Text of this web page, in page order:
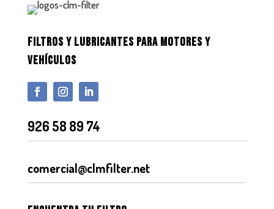
FILTROS Y LUBRICANTES PARA MOTORES Y
VEHÍCULOS
926 58 89 74
comercial@clmfilter.net